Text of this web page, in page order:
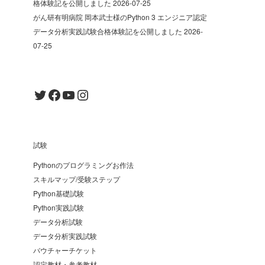
格体験記を公開しました 2026-07-25
がん研有明病院 岡本武士様のPython 3 エンジニア認定
データ分析実践試験合格体験記を公開しました 2026-
07-25
Twitter
Facebook
YouTube
Instagram
試験
Pythonのプログラミングお作法
スキルマップ/受験ステップ
Python基礎試験
Python実践試験
データ分析試験
データ分析実践試験
バウチャーチケット